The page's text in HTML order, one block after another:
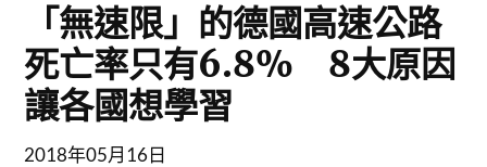
「無速限」的德國高速公路
死亡率只有6.8% 8大原因
讓各國想學習
2018年05月16日